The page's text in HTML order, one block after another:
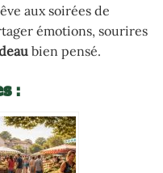
aux soirées de
émotions, sourires
bien pensé.
: